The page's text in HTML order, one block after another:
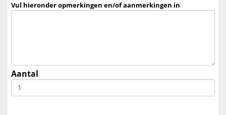
Vul hieronder opmerkingen en/of aanmerkingen in
Aantal